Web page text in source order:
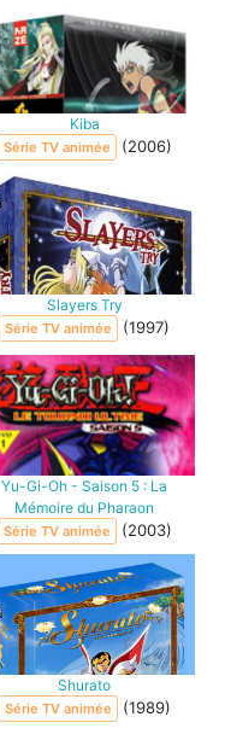
Kiba
Série TV animée (2006)
Slayers Try
Série TV animée (1997)
Yu-Gi-Oh - Saison 5 : La
Mémoire du Pharaon
Série TV animée (2003)
Shurato
Série TV animée (1989)